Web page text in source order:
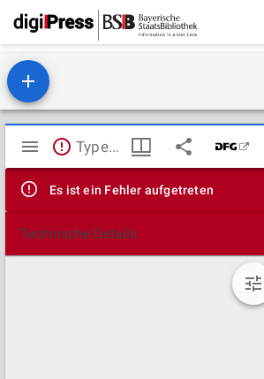
Mirador
Viewer
TypeError: Failed to fetch
Es ist ein Fehler aufgetreten
Technische Details